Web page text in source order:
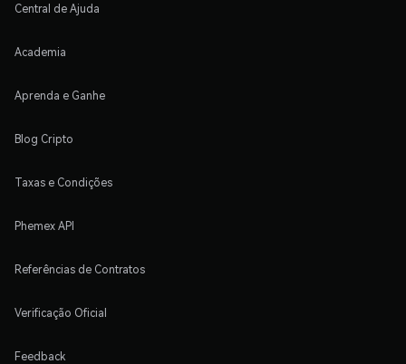
Central de Ajuda
Academia
Aprenda e Ganhe
Blog Cripto
Taxas e Condições
Phemex API
Referências de Contratos
Verificação Oficial
Feedback